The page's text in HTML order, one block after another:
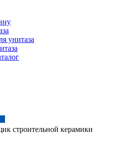
унитаза
строительной керамики